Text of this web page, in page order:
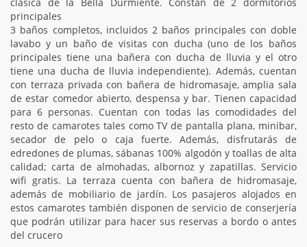
principales
3 baños completos, incluidos 2 baños principales con doble
lavabo y un baño de visitas con ducha (uno de los baños
principales tiene una bañera con ducha de lluvia y el otro
tiene una ducha de lluvia independiente). Además, cuentan
con terraza privada con bañera de hidromasaje, amplia sala
de estar comedor abierto, despensa y bar. Tienen capacidad
para 6 personas. Cuentan con todas las comodidades del
resto de camarotes tales como TV de pantalla plana, minibar,
secador de pelo o caja fuerte. Además, disfrutarás de
edredones de plumas, sábanas 100% algodón y toallas de alta
calidad; carta de almohadas, albornoz y zapatillas. Servicio
wifi gratis. La terraza cuenta con bañera de hidromasaje,
además de mobiliario de jardín. Los pasajeros alojados en
estos camarotes también disponen de servicio de conserjería
que podrán utilizar para hacer sus reservas a bordo o antes
del crucero